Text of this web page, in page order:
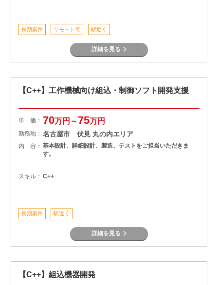
長期案件 リモート可 駅近く
詳細を見る
【C++】工作機械向け組込・制御ソフト開発支援
単 価： 70万円～75万円
勤務地： 名古屋市 伏見 丸の内エリア
内 容： 基本設計、詳細設計、製造、テストをご担当いただきま
す。
スキル： C++
長期案件 駅近く
詳細を見る
【C++】組込機器開発